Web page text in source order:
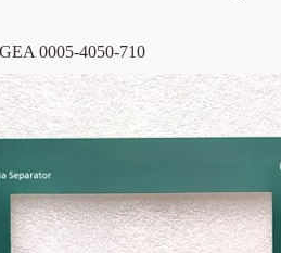
0005-4050-710